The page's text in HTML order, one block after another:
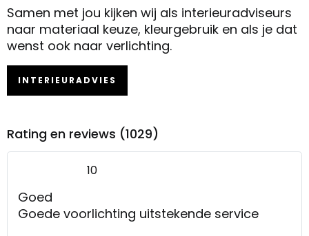
Samen met jou kijken wij als interieuradviseurs
naar materiaal keuze, kleurgebruik en als je dat
wenst ook naar verlichting.
INTERIEURADVIES
Rating en reviews (1029)
10
Goed
Goede voorlichting uitstekende service